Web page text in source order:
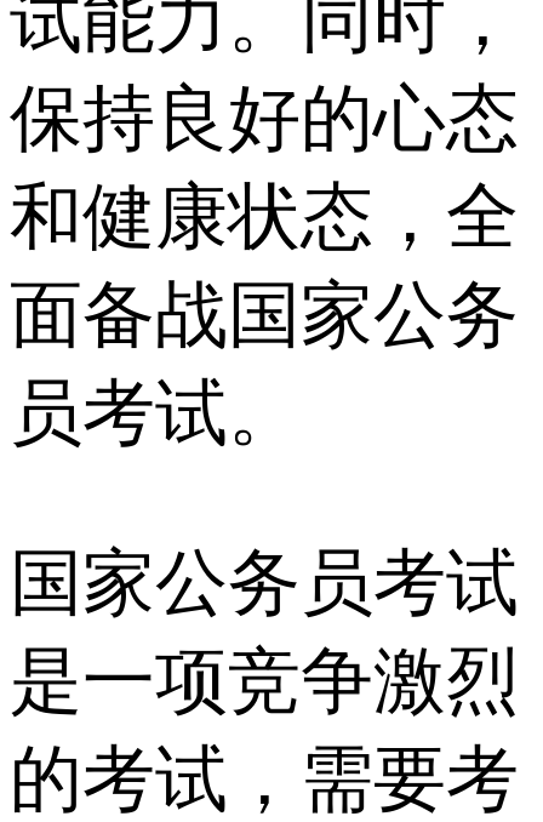
试能力。同时，
保持良好的心态
和健康状态，全
面备战国家公务
员考试。
国家公务员考试
是一项竞争激烈
的考试，需要考